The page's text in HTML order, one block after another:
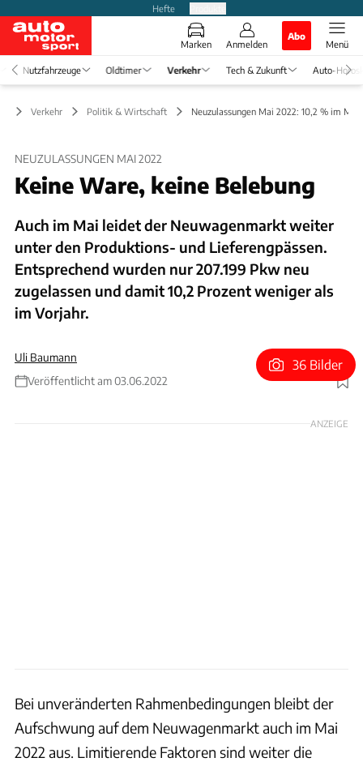
Hefte
Marken Anmelden
Abo
Menü
Nutzfahrzeuge Oldtimer Verkehr Tech & Zukunft Auto-
Verkehr Politik & Wirtschaft Neuzulassungen Mai 2022: 10,2 % im
NEUZULASSUNGEN MAI 2022
Keine Ware, keine Belebung
Auch im Mai leidet der Neuwagenmarkt weiter
unter den Produktions- und Lieferengpässen.
Entsprechend wurden nur 207.199 Pkw neu
zugelassen und damit 10,2 Prozent weniger als
im Vorjahr.
Uli Baumann
Veröffentlicht am 03.06.2022
Foto: Achim Hartmann
36 Bilder
ANZEIGE
Bei unveränderten Rahmenbedingungen bleibt der
Aufschwung auf dem Neuwagenmarkt auch im Mai
2022 aus. Limitierende Faktoren sind weiter die